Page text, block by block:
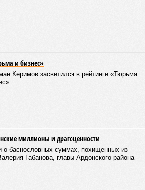
и бизнес»
Керимов засветился в рейтинге «Тюрьма
миллионы и драгоценности
о баснословных суммах, похищенных из
Габанова, главы Ардонского района